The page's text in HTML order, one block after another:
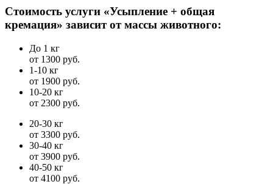
Стоимость услуги «Усыпление + общая
кремация» зависит от массы животного:
До 1 кг
от 1300 руб.
1-10 кг
от 1900 руб.
10-20 кг
от 2300 руб.
20-30 кг
от 3300 руб.
30-40 кг
от 3900 руб.
40-50 кг
от 4100 руб.